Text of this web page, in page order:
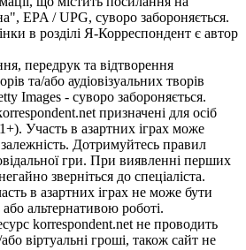
EPA / UPG, суворо забороняється.
в розділі Я-Корреспондент є автор
передрук та відтворення
та/або аудіовізуальних творів
Images - суворо забороняється.
призначені для осіб
Участь в азартних іграх може
Дотримуйтесь правил
гри. При виявленні перших
зверніться до спеціаліста.
в азартних іграх не може бути
альтернативою роботі.
korrespondent.net не проводить
віртуальні гроші, також сайт не